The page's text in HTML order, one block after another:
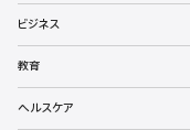
ビジネス
教育
ヘルスケア